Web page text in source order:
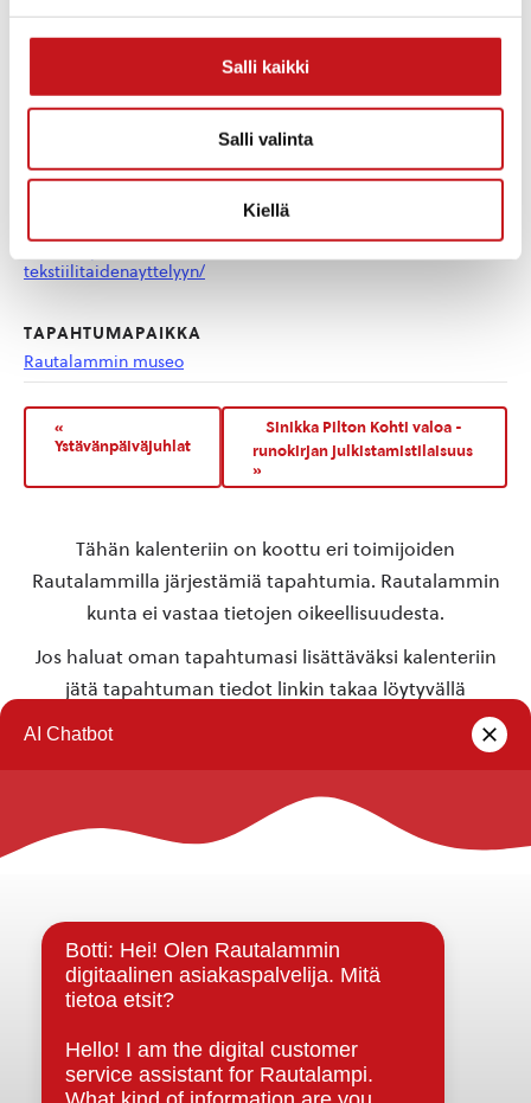
Salli kaikki
Salli valinta
Kiellä
Aika:
13:00 - 14:00
5 € - 12 €
neuvonta
tekstiilitaidenayttelyyn/
TAPAHTUMAPAIKKA
Rautalammin museo
«
Ystävänpäiväjuhlat
Sinikka Pilton Kohti valoa -
runokirjan julkistamistilaisuus
»
Tähän kalenteriin on koottu eri toimijoiden
Rautalammilla järjestämiä tapahtumia. Rautalammin
kunta ei vastaa tietojen oikeellisuudesta.
Jos haluat oman tapahtumasi lisättäväksi kalenteriin
jätä tapahtuman tiedot linkin takaa löytyvällä
Rautalammin kunta
Strategiat, ohjelmat, ohjeet, suunnitelmat, säännöt ja
sopimukset
Asiakirjajulkisuuskuvaus
Evästeet
Saavutettavuusseloste